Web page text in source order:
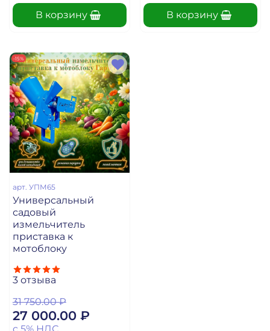
В корзину
В корзину
-15%
арт. УПМ65
Универсальный
садовый
измельчитель
приставка к
мотоблоку
3 отзыва
31 750.00 ₽
27 000.00 ₽
c 5% НДС